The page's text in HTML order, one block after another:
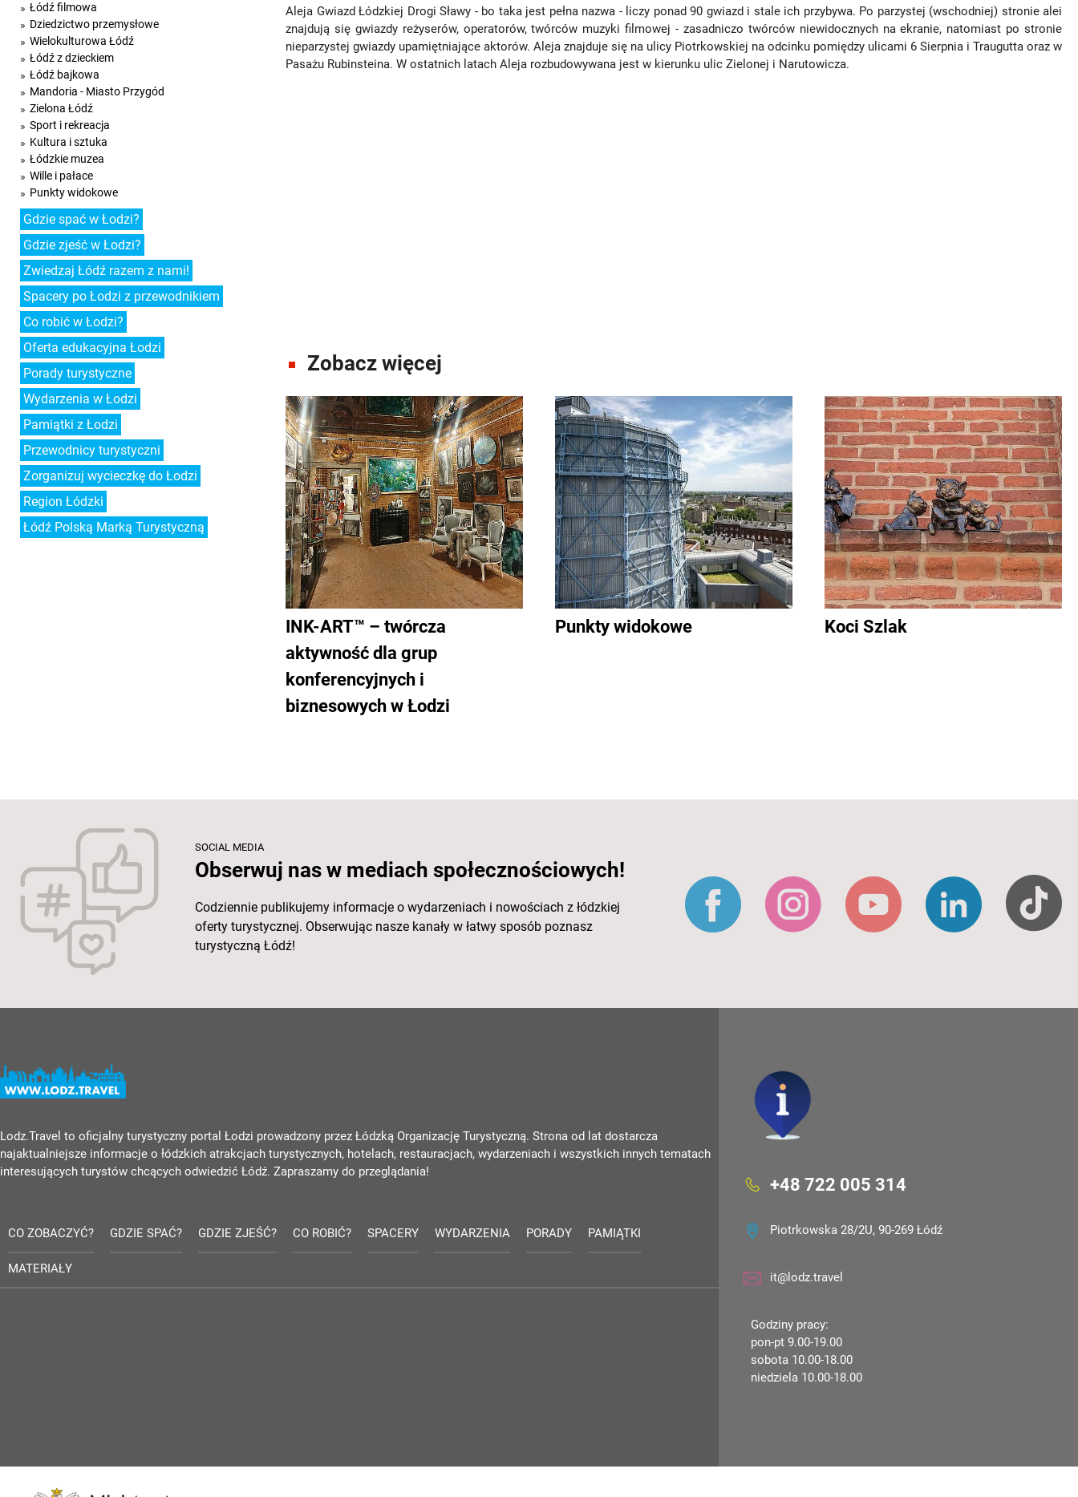
Łódź filmowa
Dziedzictwo przemysłowe
Wielokulturowa Łódź
Łódź z dzieckiem
Łódź bajkowa
Mandoria - Miasto Przygód
Zielona Łódź
Sport i rekreacja
Kultura i sztuka
Łódzkie muzea
Wille i pałace
Punkty widokowe
Gdzie spać w Łodzi?
Gdzie zjeść w Łodzi?
Zwiedzaj Łódź razem z nami!
Spacery po Łodzi z przewodnikiem
Co robić w Łodzi?
Oferta edukacyjna Łodzi
Porady turystyczne
Wydarzenia w Łodzi
Pamiątki z Łodzi
Przewodnicy turystyczni
Zorganizuj wycieczkę do Łodzi
Region Łódzki
Łódź Polską Marką Turystyczną
Aleja Gwiazd Łódzkiej Drogi Sławy - bo taka jest pełna nazwa - liczy ponad 90 gwiazd i stale ich przybywa. Po parzystej (wschodniej) stronie alei
znajdują się gwiazdy reżyserów, operatorów, twórców muzyki filmowej - zasadniczo twórców niewidocznych na ekranie, natomiast po stronie
nieparzystej gwiazdy upamiętniające aktorów. Aleja znajduje się na ulicy Piotrkowskiej na odcinku pomiędzy ulicami 6 Sierpnia i Traugutta oraz w
Pasażu Rubinsteina. W ostatnich latach Aleja rozbudowywana jest w kierunku ulic Zielonej i Narutowicza.
Zobacz więcej
INK-ART™ – twórcza
aktywność dla grup
konferencyjnych i
biznesowych w Łodzi
Punkty widokowe Koci Szlak
SOCIAL MEDIA
Obserwuj nas w mediach społecznościowych!
Codziennie publikujemy informacje o wydarzeniach i nowościach z łódzkiej
oferty turystycznej. Obserwując nasze kanały w łatwy sposób poznasz
turystyczną Łódź!
Lodz.Travel to oficjalny turystyczny portal Łodzi prowadzony przez Łódzką Organizację Turystyczną. Strona od lat dostarcza
najaktualniejsze informacje o łódzkich atrakcjach turystycznych, hotelach, restauracjach, wydarzeniach i wszystkich innych tematach
interesujących turystów chcących odwiedzić Łódź. Zapraszamy do przeglądania!
CO ZOBACZYĆ? GDZIE SPAĆ? GDZIE ZJEŚĆ? CO ROBIĆ? SPACERY WYDARZENIA PORADY PAMIĄTKI
MATERIAŁY
+48 722 005 314
Piotrkowska 28/2U, 90-269 Łódź
it@lodz.travel
Godziny pracy:
pon-pt 9.00-19.00
sobota 10.00-18.00
niedziela 10.00-18.00